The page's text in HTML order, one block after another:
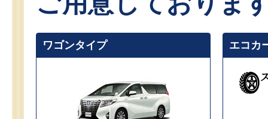
ワゴンタイプ エコカ